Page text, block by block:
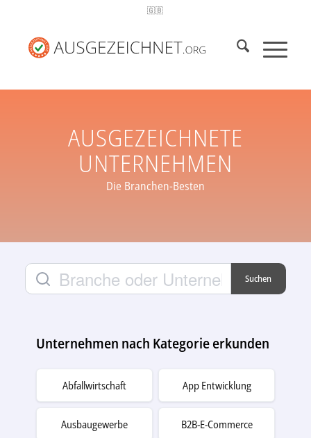
🇬🇧
AUSGEZEICHNETE
UNTERNEHMEN
Die Branchen-Besten
Suchen
Unternehmen nach Kategorie erkunden
Abfallwirtschaft App Entwicklung
Ausbaugewerbe B2B-E-Commerce